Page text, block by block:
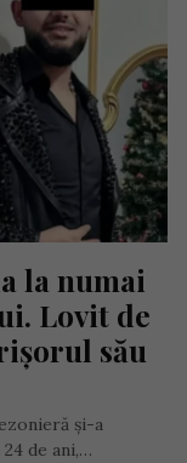
la numai
Lovit de
său
și-a
de ani,…